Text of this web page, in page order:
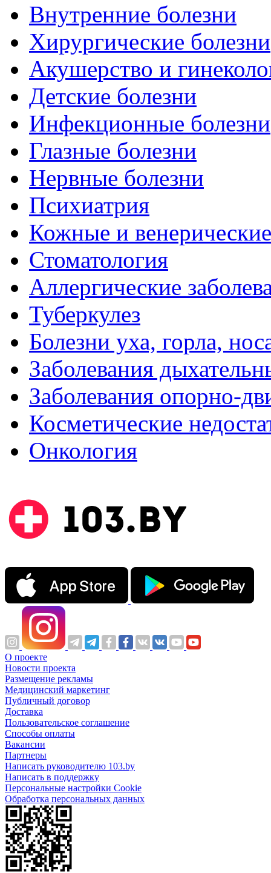
Внутренние болезни
Хирургические болезни
Акушерство и
Детские болезни
Инфекционные болезни
Глазные болезни
Нервные болезни
Психиатрия
Кожные и
Стоматология
Аллергические
Туберкулез
Болезни уха, горла,
Заболевания
Заболевания опорно-
Косметические
Онкология
О проекте
Новости проекта
Размещение рекламы
Медицинский маркетинг
Публичный договор
Доставка
Пользовательское соглашение
Способы оплаты
Вакансии
Партнеры
Написать руководителю 103.by
Написать в поддержку
Персональные настройки Cookie
Обработка персональных данных